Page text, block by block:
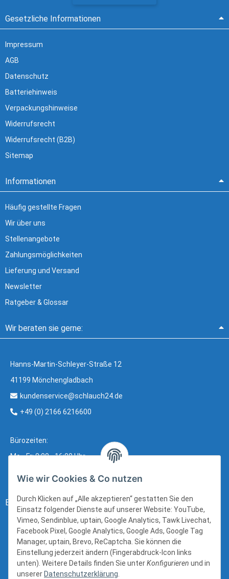
Gesetzliche Informationen
Impressum
AGB
Datenschutz
Batteriehinweis
Verpackungshinweise
Widerrufsrecht
Widerrufsrecht (B2B)
Sitemap
Informationen
Häufig gestellte Fragen
Wir über uns
Stellenangebote
Zahlungsmöglichkeiten
Lieferung und Versand
Newsletter
Ratgeber & Glossar
Wir beraten sie gerne:
Hanns-Martin-Schleyer-Straße 12
41199 Mönchengladbach
kundenservice@schlauch24.de
+49 (0) 2166 6216600
Bürozeiten:
Mo - Fr: 8:00 - 16:00 Uhr
Bezahlung:
Wie wir Cookies & Co nutzen
Durch Klicken auf „Alle akzeptieren“ gestatten Sie den
Einsatz folgender Dienste auf unserer Website: YouTube,
Vimeo, Sendinblue, uptain, Google Analytics, Tawk Livechat,
Facebook Pixel, Google Analytics, Google Ads, Google Tag
Manager, uptain, Brevo, ReCaptcha. Sie können die
Einstellung jederzeit ändern (Fingerabdruck-Icon links
unten). Weitere Details finden Sie unterKonfigurieren und in
unserer Datenschutzerklärung.